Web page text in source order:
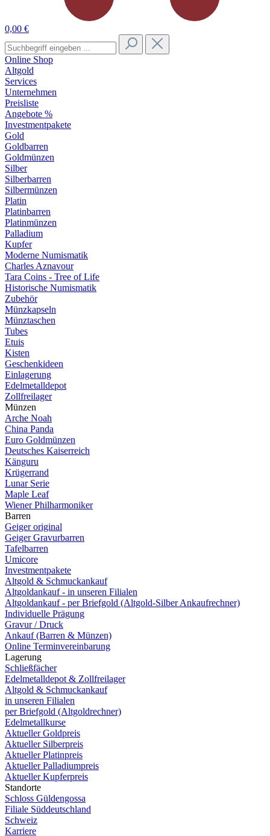
0,00 €
Online Shop
Altgold
Services
Unternehmen
Preisliste
Angebote %
Investmentpakete
Gold
Goldbarren
Goldmünzen
Silber
Silberbarren
Silbermünzen
Platin
Platinbarren
Platinmünzen
Palladium
Kupfer
Moderne Numismatik
Charles Aznavour
Tara Coins - Tree of Life
Historische Numismatik
Zubehör
Münzkapseln
Münztaschen
Tubes
Etuis
Kisten
Geschenkideen
Einlagerung
Edelmetalldepot
Zollfreilager
Münzen
Arche Noah
China Panda
Euro Goldmünzen
Deutsches Kaiserreich
Känguru
Krügerrand
Lunar Serie
Maple Leaf
Wiener Philharmoniker
Barren
Geiger original
Geiger Gravurbarren
Tafelbarren
Umicore
Investmentpakete
Altgold & Schmuckankauf
Altgoldankauf - in unseren Filialen
Altgoldankauf - per Briefgold (Altgold-Silber Ankaufrechner)
Individuelle Prägung
Gravur / Druck
Ankauf (Barren & Münzen)
Online Terminvereinbarung
Lagerung
Schließfächer
Edelmetalldepot & Zollfreilager
Altgold & Schmuckankauf
in unseren Filialen
per Briefgold (Altgoldrechner)
Edelmetallkurse
Aktueller Goldpreis
Aktueller Silberpreis
Aktueller Platinpreis
Aktueller Palladiumpreis
Aktueller Kupferpreis
Standorte
Schloss Güldengossa
Filiale Süddeutschland
Schweiz
Karriere